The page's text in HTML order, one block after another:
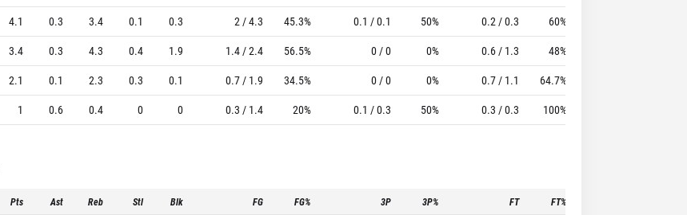
4.1 0.3 3.4 0.1 0.3 2 / 4.3 45.3% 0.1 / 0.1 50% 0.2 / 0.3 60%
3.4 0.3 4.3 0.4 1.9 1.4 / 2.4 56.5% 0 / 0 0% 0.6 / 1.3 48%
2.1 0.1 2.3 0.3 0.1 0.7 / 1.9 34.5% 0 / 0 0% 0.7 / 1.1 64.7%
1 0.6 0.4 0 0 0.3 / 1.4 20% 0.1 / 0.3 50% 0.3 / 0.3 100%
Pts Ast Reb Stl Blk FG FG% 3P 3P% FT FT%